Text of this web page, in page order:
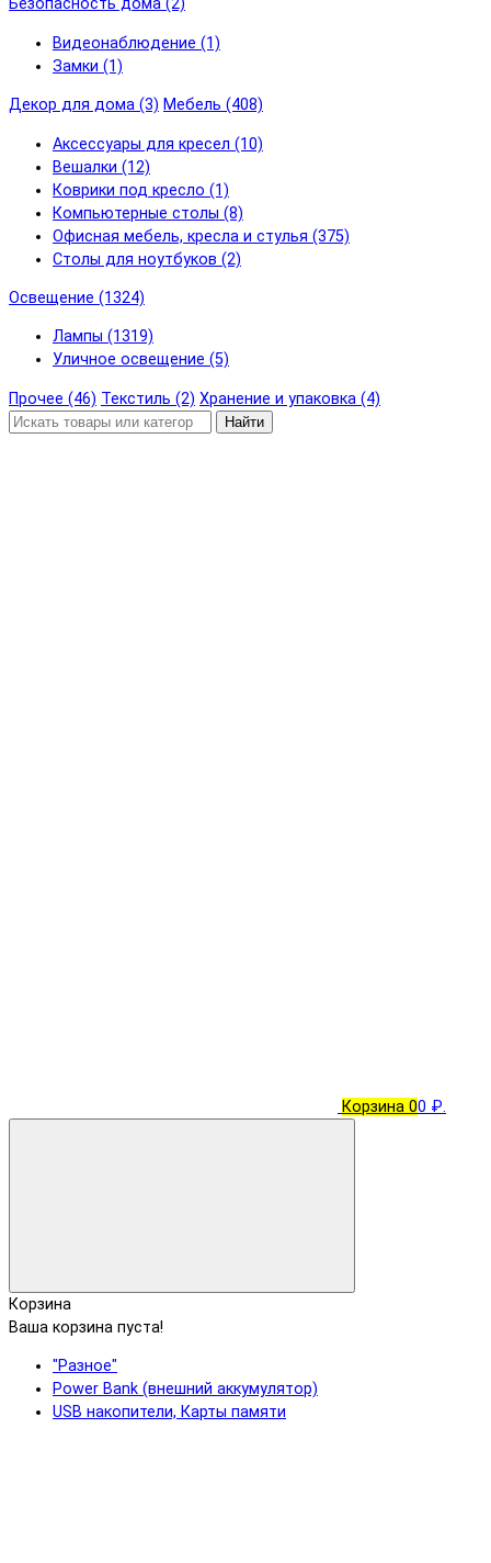
Безопасность дома (2)
Видеонаблюдение (1)
Замки (1)
Декор для дома (3) Мебель (408)
Аксессуары для кресел (10)
Вешалки (12)
Коврики под кресло (1)
Компьютерные столы (8)
Офисная мебель, кресла и стулья (375)
Столы для ноутбуков (2)
Освещение (1324)
Лампы (1319)
Уличное освещение (5)
Прочее (46) Текстиль (2) Хранение и упаковка (4)
Найти
Корзина 00 ₽.
Корзина
Ваша корзина пуста!
"Разное"
Power Bank (внешний аккумулятор)
USB накопители, Карты памяти